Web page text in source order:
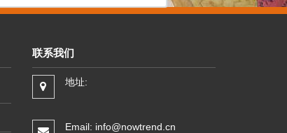
联系我们
地址:
Email: info@nowtrend.cn